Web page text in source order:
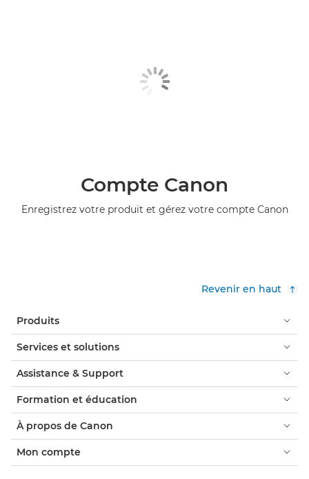
Compte Canon
Enregistrez votre produit et gérez votre compte Canon
Revenir en haut
Produits
Services et solutions
Assistance & Support
Formation et éducation
À propos de Canon
Mon compte